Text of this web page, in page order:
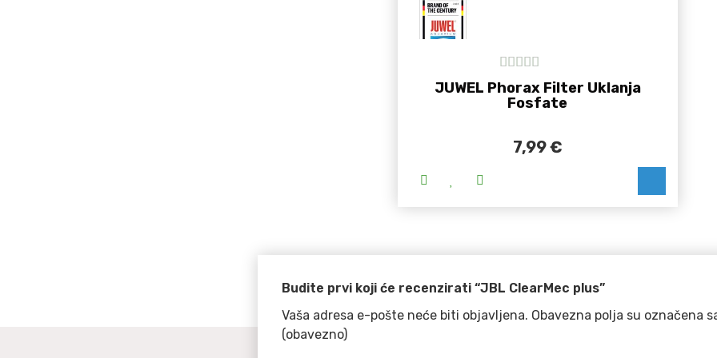
5out of 5
JUWEL Phorax Filter Uklanja
Fosfate
7,99€
Budite prvi koji će recenzirati “JBL ClearMec plus”
Vaša adresa e-pošte neće biti objavljena. Obavezna polja su označena
(obavezno)